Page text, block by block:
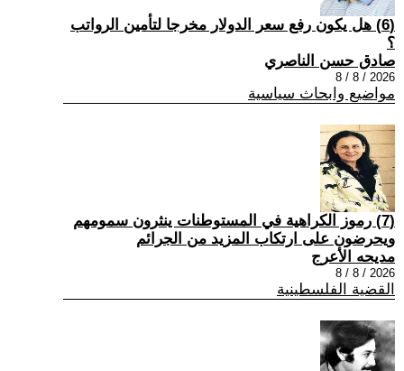
(6) هل يكون رفع سعر الدولار مخرجا لتأمين الرواتب
؟
صادق حسن الناصري
2026 / 8 / 8
مواضيع وابحاث سياسية
(7) رموز الكراهية في المستوطنات ينثرون سمومهم
ويحرضون على ارتكاب المزيد من الجرائم
مديحه الأعرج
2026 / 8 / 8
القضية الفلسطينية